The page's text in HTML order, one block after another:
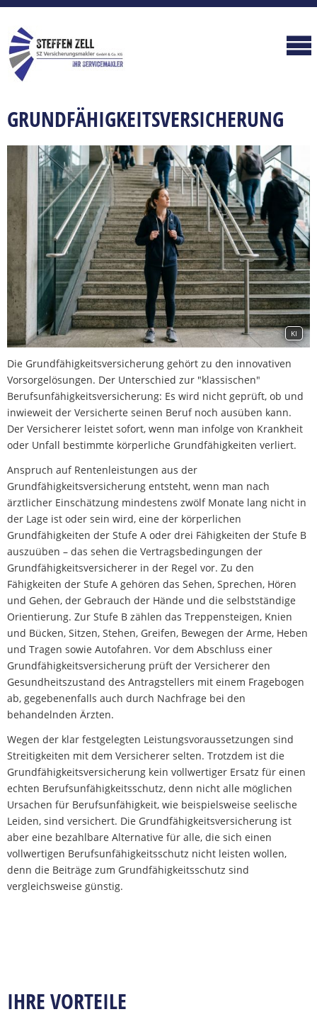
GRUNDFÄHIGKEITSVERSICHERUNG
KI
Die Grundfähigkeitsversicherung gehört zu den innovativen
Vorsorgelösungen. Der Unterschied zur "klassischen"
Berufsunfähigkeitsversicherung: Es wird nicht geprüft, ob und
inwieweit der Versicherte seinen Beruf noch ausüben kann.
Der Versicherer leistet sofort, wenn man infolge von Krankheit
oder Unfall bestimmte körperliche Grundfähigkeiten verliert.
Anspruch auf Rentenleistungen aus der
Grundfähigkeitsversicherung entsteht, wenn man nach
ärztlicher Einschätzung mindestens zwölf Monate lang nicht in
der Lage ist oder sein wird, eine der körperlichen
Grundfähigkeiten der Stufe A oder drei Fähigkeiten der Stufe B
auszuüben – das sehen die Vertragsbedingungen der
Grundfähigkeitsversicherer in der Regel vor. Zu den
Fähigkeiten der Stufe A gehören das Sehen, Sprechen, Hören
und Gehen, der Gebrauch der Hände und die selbstständige
Orientierung. Zur Stufe B zählen das Treppensteigen, Knien
und Bücken, Sitzen, Stehen, Greifen, Bewegen der Arme, Heben
und Tragen sowie Autofahren. Vor dem Abschluss einer
Grundfähigkeitsversicherung prüft der Versicherer den
Gesundheitszustand des Antragstellers mit einem Fragebogen
ab, gegebenenfalls auch durch Nachfrage bei den
behandelnden Ärzten.
Wegen der klar festgelegten Leistungsvoraussetzungen sind
Streitigkeiten mit dem Versicherer selten. Trotzdem ist die
Grundfähigkeitsversicherung kein vollwertiger Ersatz für einen
echten Berufsunfähigkeitsschutz, denn nicht alle möglichen
Ursachen für Berufsunfähigkeit, wie beispielsweise seelische
Leiden, sind versichert. Die Grundfähigkeitsversicherung ist
aber eine bezahlbare Alternative für alle, die sich einen
vollwertigen Berufsunfähigkeitsschutz nicht leisten wollen,
denn die Beiträge zum Grundfähigkeitsschutz sind
vergleichsweise günstig.
IHRE VORTEILE
Datenschutzerklärung